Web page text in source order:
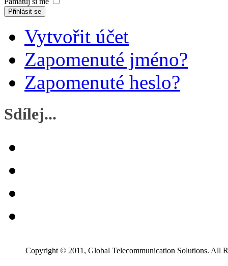
Přihlásit se
Vytvořit účet
Zapomenuté jméno?
Zapomenuté heslo?
Sdílej...
Copyright © 2011, Global Telecommunication Solutions. All